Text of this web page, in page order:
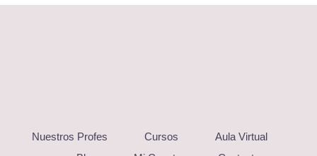
Nuestros Profes Cursos
Aula Virtual